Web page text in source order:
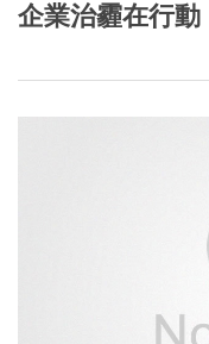
企業治霾在行